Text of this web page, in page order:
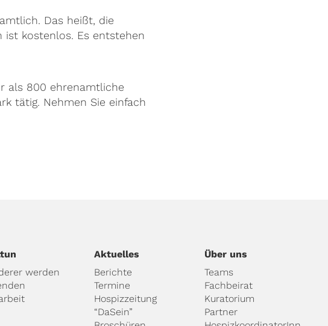
Das heißt, die
ist kostenlos. Es entstehen
als 800 ehrenamtliche
tätig. Nehmen Sie einfach
werden
Aktuelles
Berichte
Termine
Hospizzeitung
“DaSein”
Über uns
Teams
Fachbeirat
Kuratorium
Partner